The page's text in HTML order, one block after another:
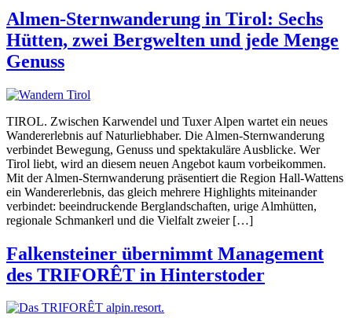
Almen-Sternwanderung in Tirol: Sechs
Hütten, zwei Bergwelten und jede Menge
Genuss
TIROL. Zwischen Karwendel und Tuxer Alpen wartet ein neues
Wandererlebnis auf Naturliebhaber. Die Almen-Sternwanderung
verbindet Bewegung, Genuss und spektakuläre Ausblicke. Wer
Tirol liebt, wird an diesem neuen Angebot kaum vorbeikommen.
Mit der Almen-Sternwanderung präsentiert die Region Hall-Wattens
ein Wandererlebnis, das gleich mehrere Highlights miteinander
verbindet: beeindruckende Berglandschaften, urige Almhütten,
regionale Schmankerl und die Vielfalt zweier […]
Falkensteiner übernimmt Management
des TRIFORÊT in Hinterstoder